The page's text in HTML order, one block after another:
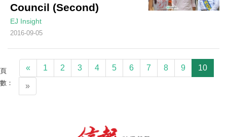
Council (Second)
EJ Insight
2016-09-05
頁
數：
« 1 2 3 4 5 6 7 8 9 10
»